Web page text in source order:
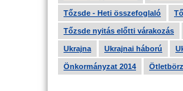
Tőzsde - Heti összefoglaló
Tőzsde nyitás előtti várakozás
Ukrajna Ukrajnai háború
Önkormányzat 2014